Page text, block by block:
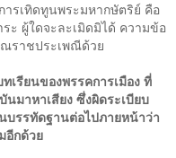
รเทิดทูนพระมหากษัตริย์ คือ
ะ ผู้ใดจะละเมิดมิได้ ความข้อ
ราชประเพณีด้วย
เรียนของพรรคการเมือง ที่
นมาหาเสียง ซึ่งผิดระเบียบ
บรรทัดฐานต่อไปภายหน้าว่า
อีกด้วย